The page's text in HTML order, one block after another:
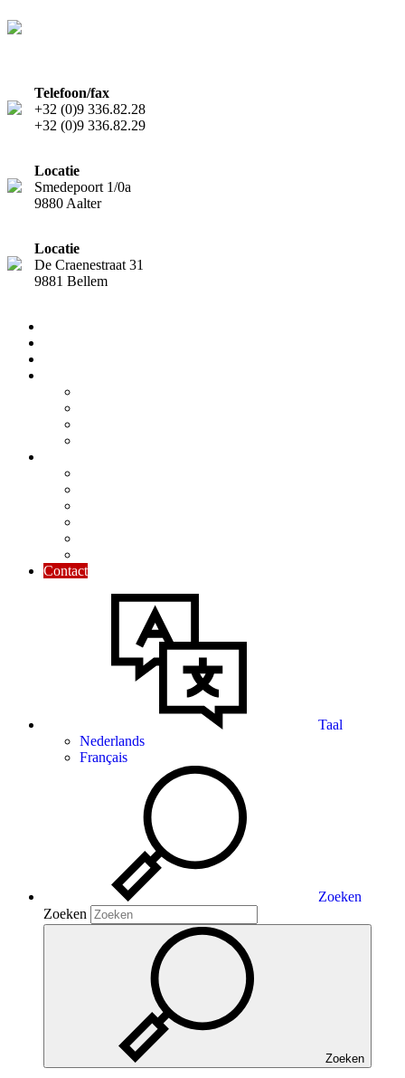
Telefoon/fax
+32 (0)9 336.82.28
+32 (0)9 336.82.29
Locatie
Smedepoort 1/0a
9880 Aalter
Locatie
De Craenestraat 31
9881 Bellem
Contact
Taal
Nederlands
Français
Zoeken
Zoeken
Zoeken